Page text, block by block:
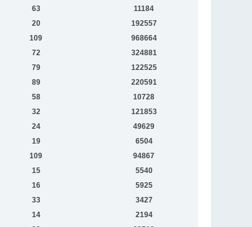
63
11184
20
192557
109
968664
72
324881
79
122525
89
220591
58
10728
32
121853
24
49629
19
6504
109
94867
15
5540
16
5925
33
3427
14
2194